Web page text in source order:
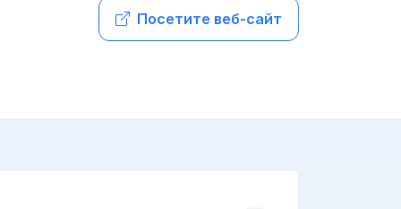
Посетите веб-сайт